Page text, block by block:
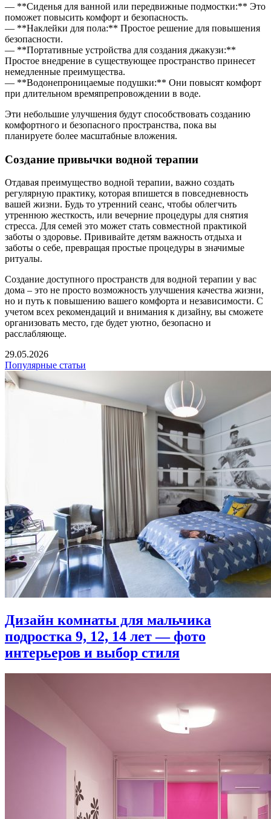
— **Сиденья для ванной или передвижные подмостки:** Это
поможет повысить комфорт и безопасность.
— **Наклейки для пола:** Простое решение для повышения
безопасности.
— **Портативные устройства для создания джакузи:**
Простое внедрение в существующее пространство принесет
немедленные преимущества.
— **Водонепроницаемые подушки:** Они повысят комфорт
при длительном времяпрепровождении в воде.
Эти небольшие улучшения будут способствовать созданию
комфортного и безопасного пространства, пока вы
планируете более масштабные вложения.
Создание привычки водной терапии
Отдавая преимущество водной терапии, важно создать
регулярную практику, которая впишется в повседневность
вашей жизни. Будь то утренний сеанс, чтобы облегчить
утреннюю жесткость, или вечерние процедуры для снятия
стресса. Для семей это может стать совместной практикой
заботы о здоровье. Прививайте детям важность отдыха и
заботы о себе, превращая простые процедуры в значимые
ритуалы.
Создание доступного пространств для водной терапии у вас
дома – это не просто возможность улучшения качества жизни,
но и путь к повышению вашего комфорта и независимости. С
учетом всех рекомендаций и внимания к дизайну, вы сможете
организовать место, где будет уютно, безопасно и
расслабляюще.
29.05.2026
Популярные статьи
Дизайн комнаты для мальчика
подростка 9, 12, 14 лет — фото
интерьеров и выбор стиля